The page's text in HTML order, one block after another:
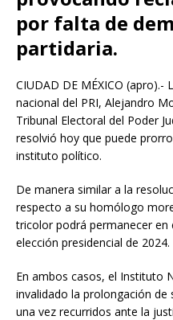
por falta de
partidaria.
CIUDAD DE MÉXICO
nacional del PRI, Alejandro
Tribunal Electoral del Poder
resolvió hoy que puede
instituto político.
De manera similar a la
respecto a su homólogo
tricolor podrá permanecer en
elección presidencial de 2024.
En ambos casos, el Instituto
invalidado la prolongación de
una vez recurridos ante la